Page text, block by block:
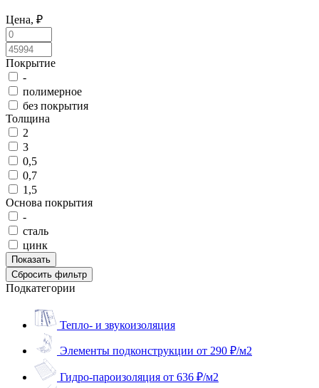
Цена, ₽
Покрытие
-
полимерное
без покрытия
Толщина
2
3
0,5
0,7
1,5
Основа покрытия
-
сталь
цинк
Подкатегории
Тепло- и звукоизоляция
Элементы подконструкции от 290 ₽/м2
Гидро-пароизоляция от 636 ₽/м2